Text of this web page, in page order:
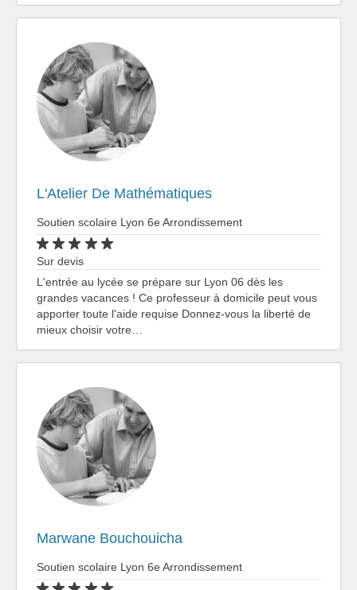
L'Atelier De Mathématiques
Soutien scolaire Lyon 6e Arrondissement
Sur devis
L'entrée au lycée se prépare sur Lyon 06 dès les
grandes vacances ! Ce professeur à domicile peut vous
apporter toute l'aide requise Donnez-vous la liberté de
mieux choisir votre…
Marwane Bouchouicha
Soutien scolaire Lyon 6e Arrondissement